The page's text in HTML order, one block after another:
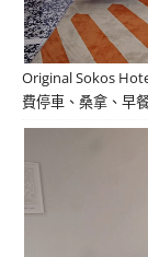
Original Sokos
費停車、桑拿、早